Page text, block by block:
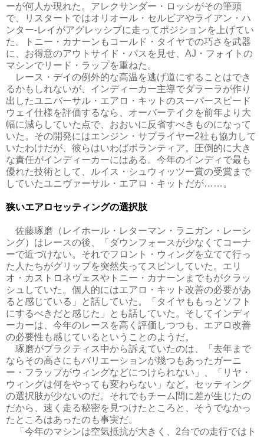
ーが何人か現れた。アレクサンダー・ロッシがその筆頭
で、リスタートではオリオール・セルビアやライアン・ハ
ンター-レイがアグレッシブに走ってポジションを上げてい
た。トニー・カナーンもコールド・タイヤでの巧さを武器
に、お得意のアウトサイド・パスを見せ、AJ・フォイトの
マシンでリード・ラップを重ねた。
レース・デイの例外的な高温を逃げ道にすることはでき
るかもしれないが、インディーカー主導でダラーラが作り
出したユニバーサル・エアロ・キットのスーパースピード
ウェイ仕様を評価するなら、オーバーテイクを前年より大
幅に減らしていた点で、おおいに反省すべきものになって
いた。その開発にはエンジン・サプライヤー2社も協力して
いたわけだが、彼らはいわばボランティア。圧倒的に大き
な責任がインディーカーにはある。今年のインディで最も
優れた技術として、ルイス・シュウィッツー賞の受賞まで
していたユニヴァーサル・エアロ・キットだが……。
狭いエアロセッティングの選択肢
佐藤琢磨（レイホール・レターマン・ラニガン・レーシ
ング）はレースの後、「ダウンフォースが少なくてコーナ
ーで近づけない。それでフロント・ウィングを立てて行っ
た人たちがグリップを突然失ってスピンしていた。エリ
オ・カストロネヴェスやトニー・カナーンまでもがクラッ
シュしていた。個人的にはエアロ・キット改善の必要があ
ると感じている」と話していた。「タイヤももっとソフト
にするべきだと感じた」とも話していた。そしてインディ
ーカーは、今年のレースを高く評価しつつも、エアロ改善
の必要性も感じているということのようだ。
琢磨がプラクティス中から訴えていたのは、「去年まで
ならその高さにもバリエーションが幾つもあったガーニ
ー・フラップがウィングなどにつけられない」、「リヤ・
ウィングは何をやっても変わらない」など。セッティング
の選択肢が少ないのだ。それでもチーム間に差が生じたの
だから、速く走る秘密を見つけたところと、そうでなかっ
たところはあったのも事実だ。
「今年のマシンは空気抵抗が大きく、2台での走行ではト